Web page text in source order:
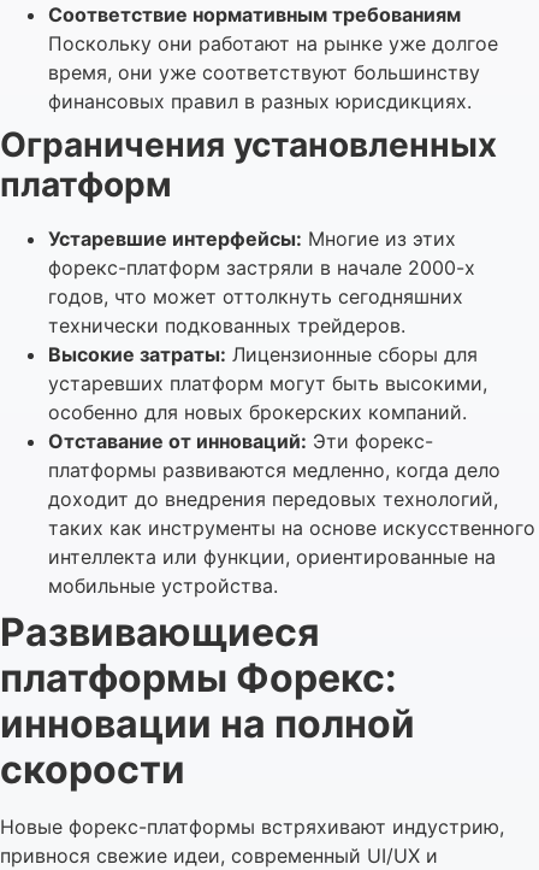
Соответствие нормативным требованиям
Поскольку они работают на рынке уже долгое
время, они уже соответствуют большинству
финансовых правил в разных юрисдикциях.
Ограничения установленных
платформ
Устаревшие интерфейсы: Многие из этих
форекс-платформ застряли в начале 2000-х
годов, что может оттолкнуть сегодняшних
технически подкованных трейдеров.
Высокие затраты: Лицензионные сборы для
устаревших платформ могут быть высокими,
особенно для новых брокерских компаний.
Отставание от инноваций: Эти форекс-
платформы развиваются медленно, когда дело
доходит до внедрения передовых технологий,
таких как инструменты на основе искусственного
интеллекта или функции, ориентированные на
мобильные устройства.
Развивающиеся
платформы Форекс:
инновации на полной
скорости
Новые форекс-платформы встряхивают индустрию,
привнося свежие идеи, современный UI/UX и